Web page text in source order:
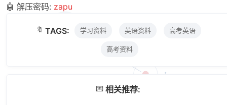
🤖 解压密码: zapu
🔖 TAGS: 学习资料 英语资料 高考英语
高考资料
💌 相关推荐: